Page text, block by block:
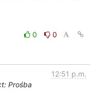
0
0
12:51 p.m.
Prośba